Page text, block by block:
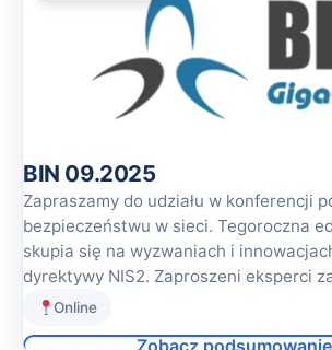
BIN 09.2025
Zapraszamy do udziału w konferencji
bezpieczeństwu w sieci. Tegoroczna
skupia się na wyzwaniach i
dyrektywy NIS2. Zaproszeni eksperci
Online
Zobacz